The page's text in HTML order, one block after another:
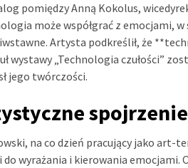
pomiędzy Anną Kokolus,
może współgrać z emocjami,
Artysta podkreślił, że
wystawy „Technologia czułości”
jego twórczości.
na co dzień pracujący jako art-
wyrażania i kierowania emocjami.